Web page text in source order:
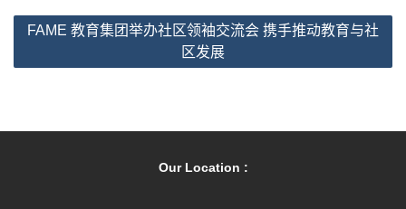
文
导
FAME 教育集团举办社区领袖交流会 携手推动教育与社
区发展
Our Location :